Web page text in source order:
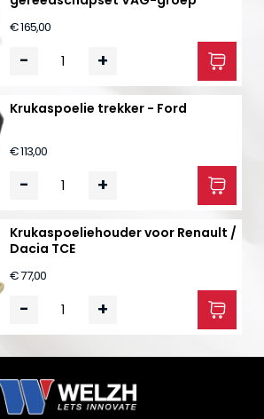
€ 165,00
- +
Krukaspoelie trekker - Ford
€ 113,00
- +
Krukaspoeliehouder voor Renault /
Dacia TCE
€ 77,00
- +